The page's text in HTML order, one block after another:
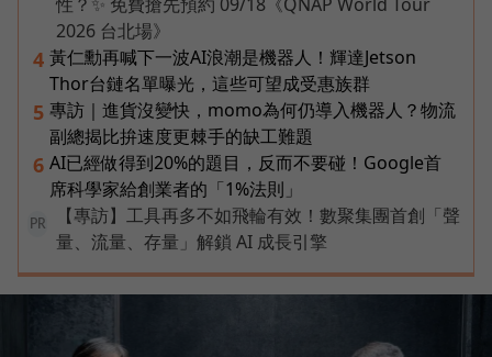
2026 台北場》
4 黃仁勳再喊下一波AI浪潮是機器人！輝達Jetson
Thor台鏈名單曝光，這些可望成受惠族群
5 專訪｜進貨沒變快，momo為何仍導入機器人？物流
副總揭比拚速度更棘手的缺工難題
6 AI已經做得到20%的題目，反而不要碰！Google首
席科學家給創業者的「1%法則」
PR
【專訪】工具再多不如飛輪有效！數聚集團首創「聲
量、流量、存量」解鎖 AI 成長引擎